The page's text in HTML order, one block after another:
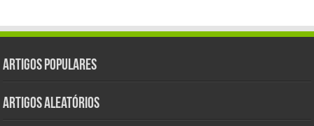
Artigos populares
Artigos aleatórios